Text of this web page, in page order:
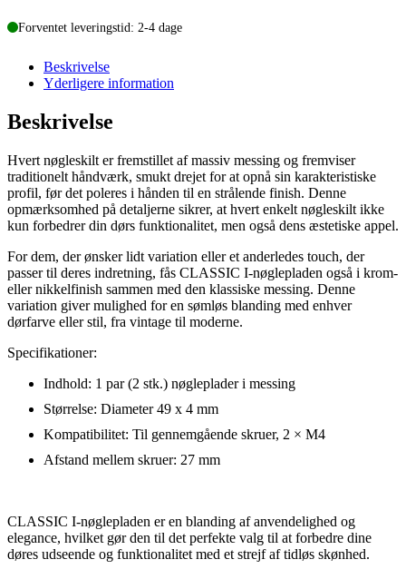
Forventet leveringstid: 2-4 dage
Beskrivelse
Yderligere information
Beskrivelse
Hvert nøgleskilt er fremstillet af massiv messing og fremviser
traditionelt håndværk, smukt drejet for at opnå sin karakteristiske
profil, før det poleres i hånden til en strålende finish. Denne
opmærksomhed på detaljerne sikrer, at hvert enkelt nøgleskilt ikke
kun forbedrer din dørs funktionalitet, men også dens æstetiske appel.
For dem, der ønsker lidt variation eller et anderledes touch, der
passer til deres indretning, fås CLASSIC I-nøglepladen også i krom-
eller nikkelfinish sammen med den klassiske messing. Denne
variation giver mulighed for en sømløs blanding med enhver
dørfarve eller stil, fra vintage til moderne.
Specifikationer:
Indhold: 1 par (2 stk.) nøgleplader i messing
Størrelse: Diameter 49 x 4 mm
Kompatibilitet: Til gennemgående skruer, 2 × M4
Afstand mellem skruer: 27 mm
CLASSIC I-nøglepladen er en blanding af anvendelighed og
elegance, hvilket gør den til det perfekte valg til at forbedre dine
døres udseende og funktionalitet med et strejf af tidløs skønhed.